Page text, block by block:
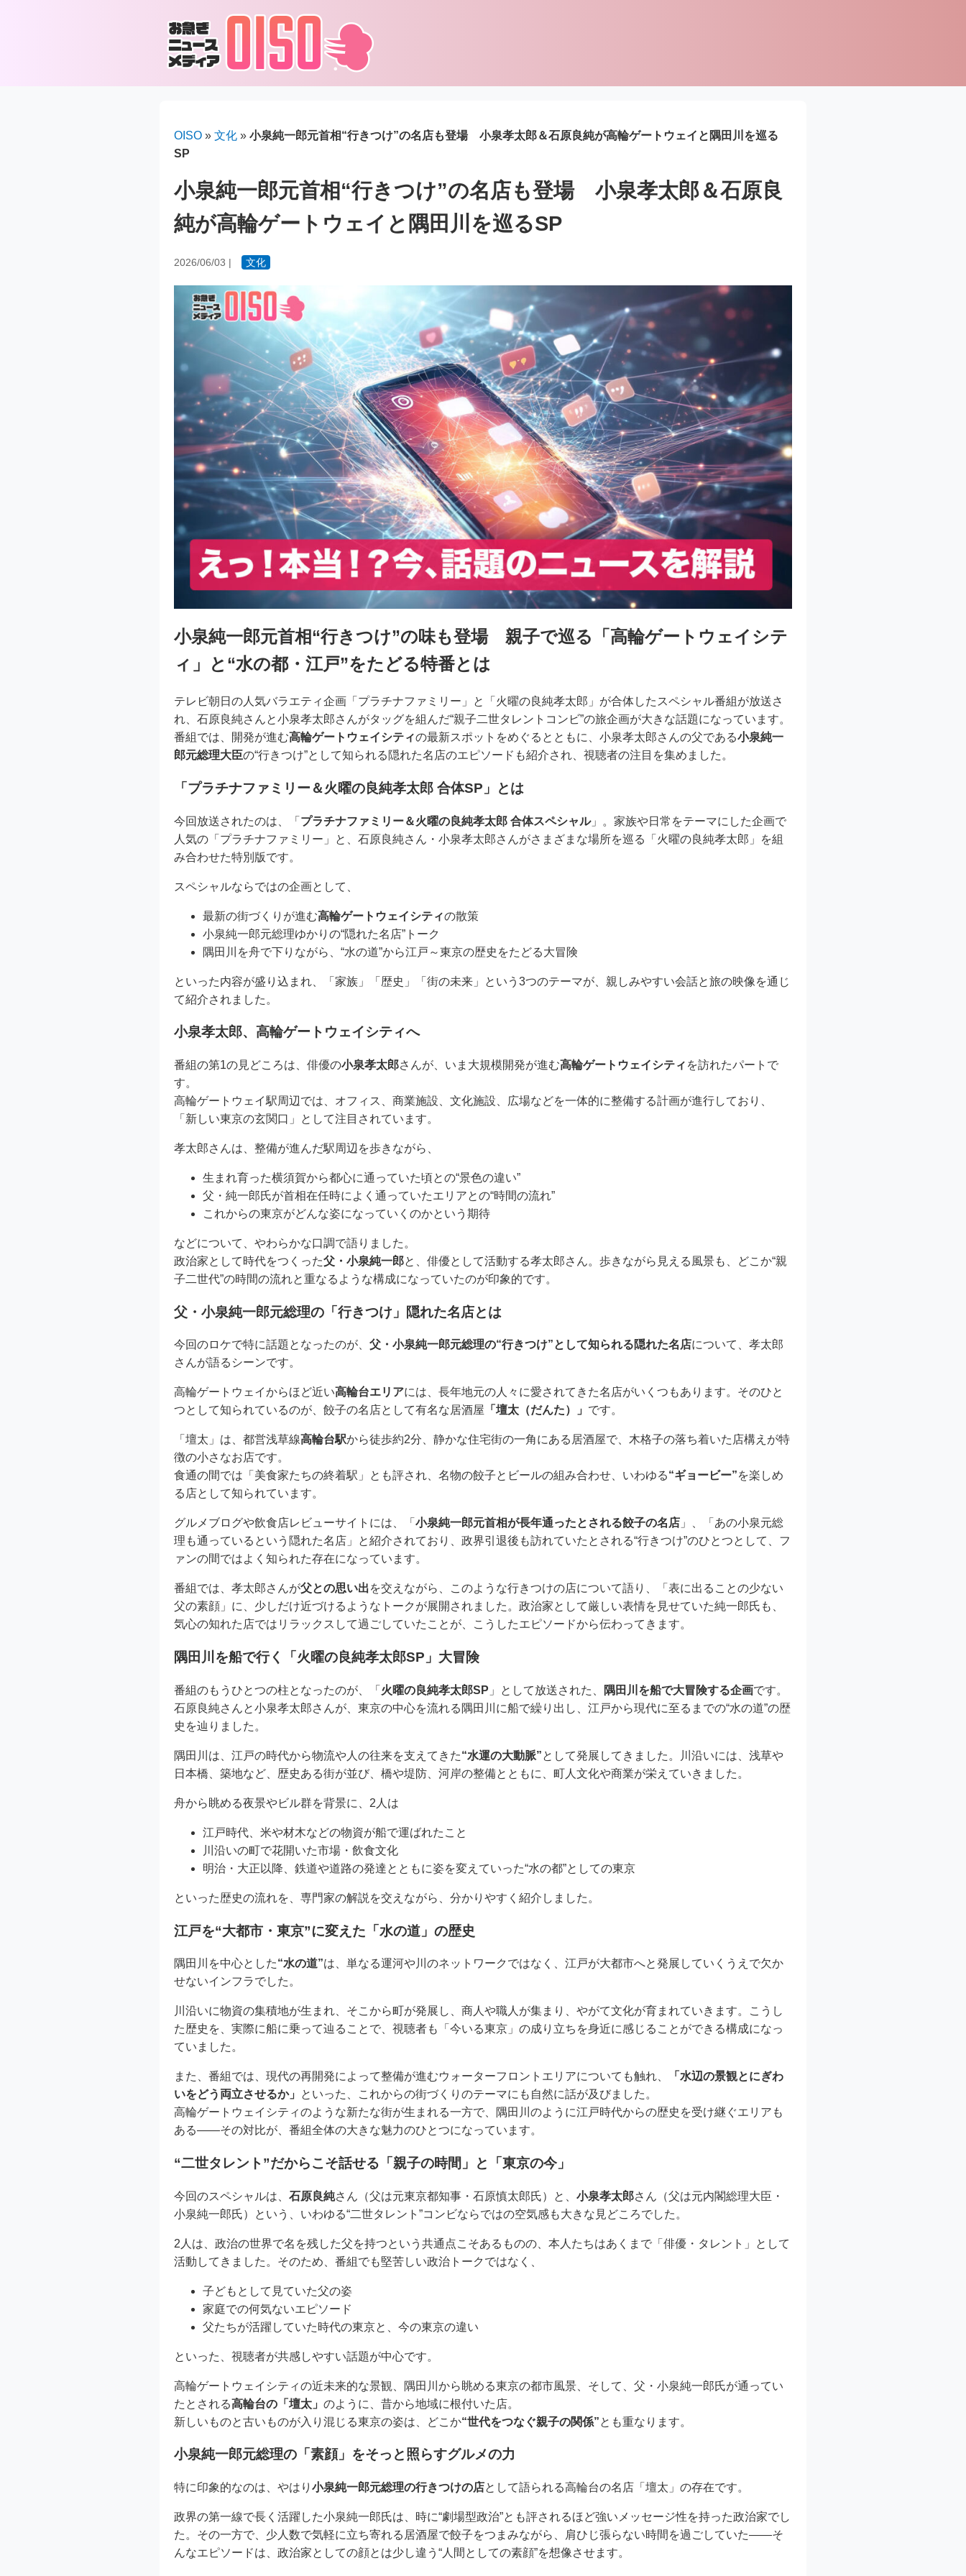
OISO » 文化 » 小泉純一郎元首相“行きつけ”の名店も登場 小泉孝太郎＆石原良純が高輪ゲートウェイと隅田川を巡る
SP
小泉純一郎元首相“行きつけ”の名店も登場 小泉孝太郎＆石原良
純が高輪ゲートウェイと隅田川を巡るSP
2026/06/03 | 文化
小泉純一郎元首相“行きつけ”の味も登場 親子で巡る「高輪ゲートウェイシテ
ィ」と“水の都・江戸”をたどる特番とは
テレビ朝日の人気バラエティ企画「プラチナファミリー」と「火曜の良純孝太郎」が合体したスペシャル番組が放送さ
れ、石原良純さんと小泉孝太郎さんがタッグを組んだ“親子二世タレントコンビ”の旅企画が大きな話題になっています。
番組では、開発が進む高輪ゲートウェイシティの最新スポットをめぐるとともに、小泉孝太郎さんの父である小泉純一
郎元総理大臣の“行きつけ”として知られる隠れた名店のエピソードも紹介され、視聴者の注目を集めました。
「プラチナファミリー＆火曜の良純孝太郎 合体SP」とは
今回放送されたのは、「 プラチナファミリー＆火曜の良純孝太郎 合体スペシャル」。家族や日常をテーマにした企画で
人気の「プラチナファミリー」と、石原良純さん・小泉孝太郎さんがさまざまな場所を巡る「火曜の良純孝太郎」を組
み合わせた特別版です。
スペシャルならではの企画として、
最新の街づくりが進む高輪ゲートウェイシティの散策
小泉純一郎元総理ゆかりの“隠れた名店”トーク
隅田川を舟で下りながら、“水の道”から江戸～東京の歴史をたどる大冒険
といった内容が盛り込まれ、「家族」「歴史」「街の未来」という3つのテーマが、親しみやすい会話と旅の映像を通じ
て紹介されました。
小泉孝太郎、高輪ゲートウェイシティへ
番組の第1の見どころは、俳優の小泉孝太郎さんが、いま大規模開発が進む高輪ゲートウェイシティ を訪れたパートで
す。
高輪ゲートウェイ駅周辺では、オフィス、商業施設、文化施設、広場などを一体的に整備する計画が進行しており、
「新しい東京の玄関口」として注目されています。
孝太郎さんは、整備が進んだ駅周辺を歩きながら、
生まれ育った横須賀から都心に通っていた頃との“景色の違い”
父・純一郎氏が首相在任時によく通っていたエリアとの“時間の流れ”
これからの東京がどんな姿になっていくのかという期待
などについて、やわらかな口調で語りました。
政治家として時代をつくった父・小泉純一郎と、俳優として活動する孝太郎さん。歩きながら見える風景も、どこか“親
子二世代”の時間の流れと重なるような構成になっていたのが印象的です。
父・小泉純一郎元総理の「行きつけ」隠れた名店とは
今回のロケで特に話題となったのが、 父・小泉純一郎元総理の“行きつけ”として知られる隠れた名店について、孝太郎
さんが語るシーンです。
高輪ゲートウェイからほど近い高輪台エリアには、長年地元の人々に愛されてきた名店がいくつもあります。そのひと
つとして知られているのが、餃子の名店として有名な居酒屋 「壇太（だんた）」 です。
「壇太」は、都営浅草線高輪台駅から徒歩約2分、静かな住宅街の一角にある居酒屋で、木格子の落ち着いた店構えが特
徴の小さなお店です。
食通の間では「美食家たちの終着駅」とも評され、名物の餃子とビールの組み合わせ、いわゆる“ギョービー”を楽しめ
る店として知られています。
グルメブログや飲食店レビューサイトには、「 小泉純一郎元首相が長年通ったとされる餃子の名店 」、「あの小泉元総
理も通っているという隠れた名店」と紹介されており、政界引退後も訪れていたとされる“行きつけ”のひとつとして、フ
ァンの間ではよく知られた存在になっています。
番組では、孝太郎さんが父との思い出を交えながら、このような行きつけの店について語り、「表に出ることの少ない
父の素顔」に、少しだけ近づけるようなトークが展開されました。政治家として厳しい表情を見せていた純一郎氏も、
気心の知れた店ではリラックスして過ごしていたことが、こうしたエピソードから伝わってきます。
隅田川を船で行く「火曜の良純孝太郎SP」大冒険
番組のもうひとつの柱となったのが、「 火曜の良純孝太郎SP 」として放送された、 隅田川を船で大冒険する企画です。
石原良純さんと小泉孝太郎さんが、東京の中心を流れる隅田川に船で繰り出し、江戸から現代に至るまでの“水の道”の歴
史を辿りました。
隅田川は、江戸の時代から物流や人の往来を支えてきた“水運の大動脈”として発展してきました。川沿いには、浅草や
日本橋、築地など、歴史ある街が並び、橋や堤防、河岸の整備とともに、町人文化や商業が栄えていきました。
舟から眺める夜景やビル群を背景に、2人は
江戸時代、米や材木などの物資が船で運ばれたこと
川沿いの町で花開いた市場・飲食文化
明治・大正以降、鉄道や道路の発達とともに姿を変えていった“水の都”としての東京
といった歴史の流れを、専門家の解説を交えながら、分かりやすく紹介しました。
江戸を“大都市・東京”に変えた「水の道」の歴史
隅田川を中心とした“水の道”は、単なる運河や川のネットワークではなく、江戸が大都市へと発展していくうえで欠か
せないインフラでした。
川沿いに物資の集積地が生まれ、そこから町が発展し、商人や職人が集まり、やがて文化が育まれていきます。こうし
た歴史を、実際に船に乗って辿ることで、視聴者も「今いる東京」の成り立ちを身近に感じることができる構成になっ
ていました。
また、番組では、現代の再開発によって整備が進むウォーターフロントエリアについても触れ、
「水辺の景観とにぎわ
いをどう両立させるか」
といった、これからの街づくりのテーマにも自然に話が及びました。
高輪ゲートウェイシティのような新たな街が生まれる一方で、隅田川のように江戸時代からの歴史を受け継ぐエリアも
ある——その対比が、番組全体の大きな魅力のひとつになっています。
“二世タレント”だからこそ話せる「親子の時間」と「東京の今」
今回のスペシャルは、 石原良純さん（父は元東京都知事・石原慎太郎氏）と、 小泉孝太郎さん（父は元内閣総理大臣・
小泉純一郎氏）という、いわゆる“二世タレント”コンビならではの空気感も大きな見どころでした。
2人は、政治の世界で名を残した父を持つという共通点こそあるものの、本人たちはあくまで「俳優・タレント」として
活動してきました。そのため、番組でも堅苦しい政治トークではなく、
子どもとして見ていた父の姿
家庭での何気ないエピソード
父たちが活躍していた時代の東京と、今の東京の違い
といった、視聴者が共感しやすい話題が中心です。
高輪ゲートウェイシティの近未来的な景観、隅田川から眺める東京の都市風景、そして、父・小泉純一郎氏が通ってい
たとされる高輪台の「壇太」 のように、昔から地域に根付いた店。
新しいものと古いものが入り混じる東京の姿は、どこか“世代をつなぐ親子の関係”とも重なります。
小泉純一郎元総理の「素顔」をそっと照らすグルメの力
特に印象的なのは、やはり 小泉純一郎元総理の行きつけの店として語られる高輪台の名店「壇太」の存在です。
政界の第一線で長く活躍した小泉純一郎氏は、時に“劇場型政治”とも評されるほど強いメッセージ性を持った政治家でし
た。その一方で、少人数で気軽に立ち寄れる居酒屋で餃子をつまみながら、肩ひじ張らない時間を過ごしていた——そ
んなエピソードは、政治家としての顔とは少し違う“人間としての素顔”を想像させます。